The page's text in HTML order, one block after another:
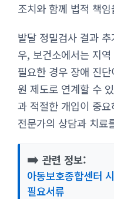
조치와 함께 법적 책
발달 정밀검사 결과
우, 보건소에서는 지
필요한 경우 장애 진
원 제도로 연계할 수
과 적절한 개입이 중
전문가의 상담과 치료
➡️ 관련 정보:
아동보호종합센터
필요서류